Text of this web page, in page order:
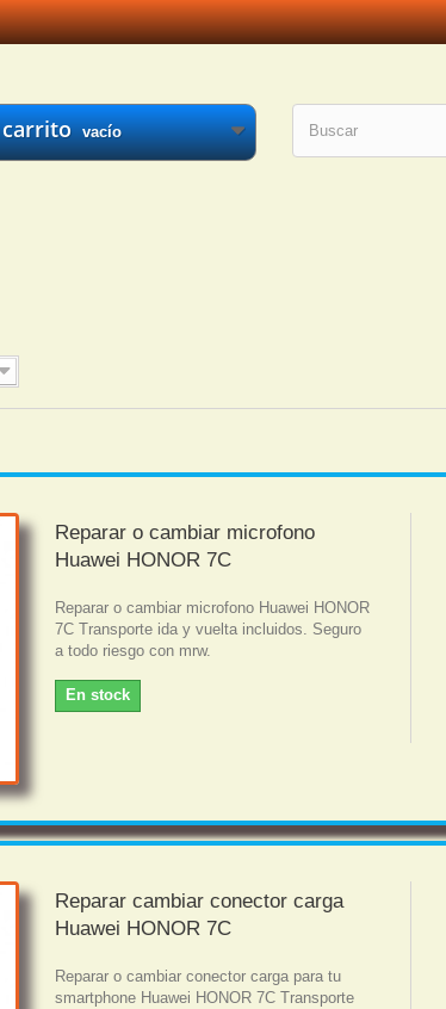
carrito vacío
Reparar o cambiar microfono
Huawei HONOR 7C
Reparar o cambiar microfono Huawei HONOR
7C Transporte ida y vuelta incluidos. Seguro
a todo riesgo con mrw.
En stock
Reparar cambiar conector carga
Huawei HONOR 7C
Reparar o cambiar conector carga para tu
smartphone Huawei HONOR 7C Transporte